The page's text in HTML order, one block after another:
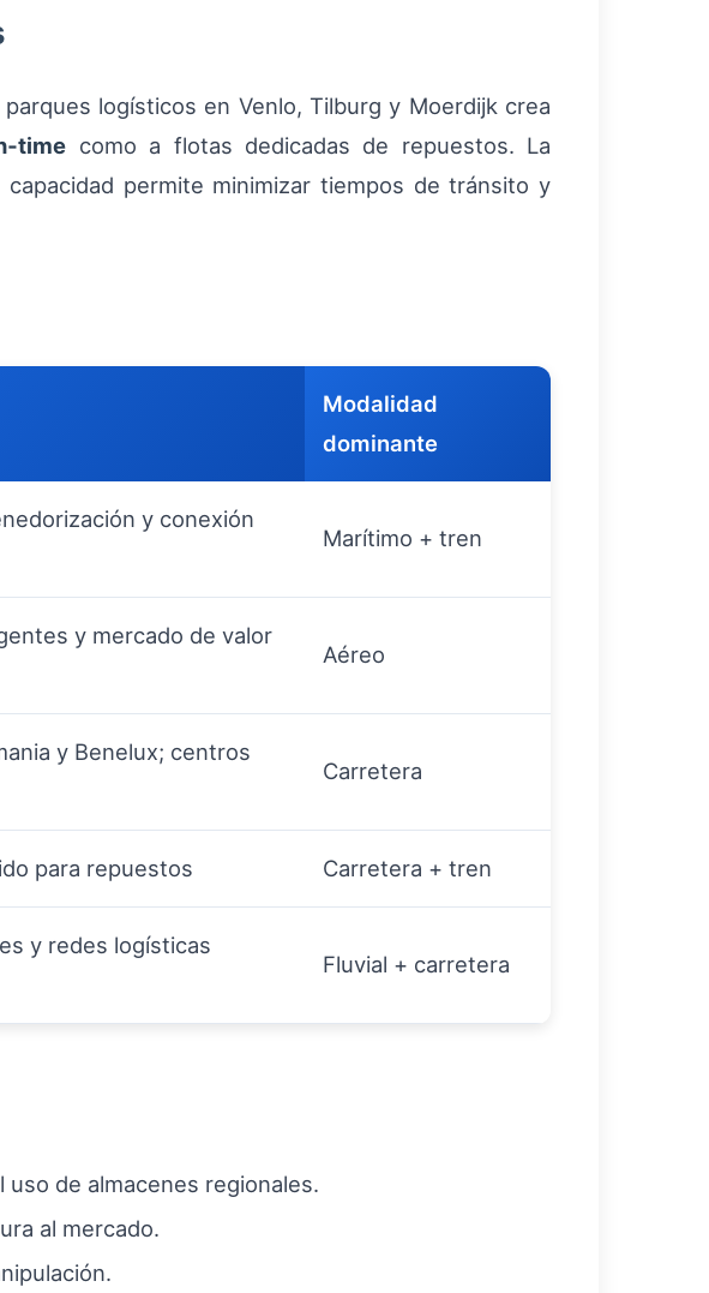
parques logísticos en Venlo, Tilburg y Moerdijk crea
como a flotas dedicadas de repuestos. La
permite minimizar tiempos de tránsito y
Modalidad
dominante
y conexión
Marítimo + tren
y mercado de valor
Aéreo
y Benelux; centros
Carretera
para repuestos Carretera + tren
y redes logísticas
Fluvial + carretera
de almacenes regionales.
al mercado.